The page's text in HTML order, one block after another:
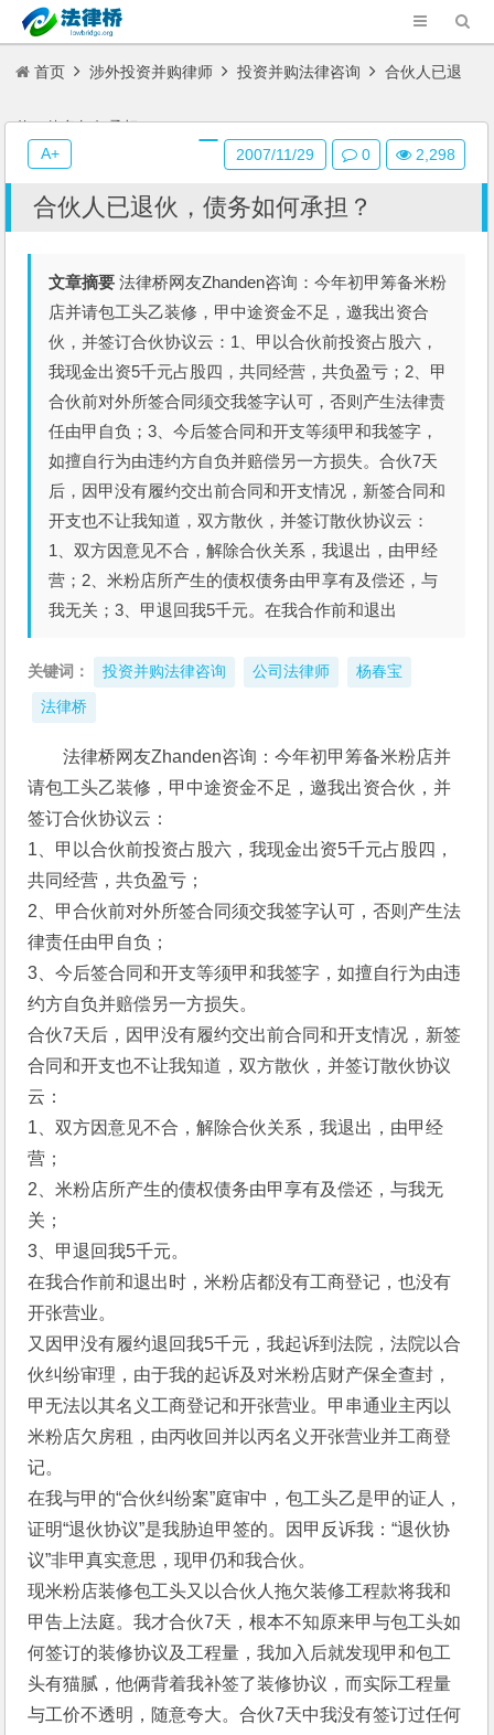
首页 涉外投资并购律师 投资并购法律咨询 合伙人已退
伙，债务如何承担？
合伙人已退伙，债务如何承担？
文章摘要 法律桥网友Zhanden咨询：今年初甲筹备米粉
店并请包工头乙装修，甲中途资金不足，邀我出资合
伙，并签订合伙协议云：1、甲以合伙前投资占股六，
我现金出资5千元占股四，共同经营，共负盈亏；2、甲
合伙前对外所签合同须交我签字认可，否则产生法律责
任由甲自负；3、今后签合同和开支等须甲和我签字，
如擅自行为由违约方自负并赔偿另一方损失。合伙7天
后，因甲没有履约交出前合同和开支情况，新签合同和
开支也不让我知道，双方散伙，并签订散伙协议云：
1、双方因意见不合，解除合伙关系，我退出，由甲经
营；2、米粉店所产生的债权债务由甲享有及偿还，与
我无关；3、甲退回我5千元。在我合作前和退出
关键词： 投资并购法律咨询 公司法律师 杨春宝
法律桥
法律桥网友Zhanden咨询：今年初甲筹备米粉店并
请包工头乙装修，甲中途资金不足，邀我出资合伙，并
签订合伙协议云：
1、甲以合伙前投资占股六，我现金出资5千元占股四，
共同经营，共负盈亏；
2、甲合伙前对外所签合同须交我签字认可，否则产生法
律责任由甲自负；
3、今后签合同和开支等须甲和我签字，如擅自行为由违
约方自负并赔偿另一方损失。
合伙7天后，因甲没有履约交出前合同和开支情况，新签
合同和开支也不让我知道，双方散伙，并签订散伙协议
云：
1、双方因意见不合，解除合伙关系，我退出，由甲经
营；
2、米粉店所产生的债权债务由甲享有及偿还，与我无
关；
3、甲退回我5千元。
在我合作前和退出时，米粉店都没有工商登记，也没有
开张营业。
又因甲没有履约退回我5千元，我起诉到法院，法院以合
伙纠纷审理，由于我的起诉及对米粉店财产保全查封，
甲无法以其名义工商登记和开张营业。甲串通业主丙以
米粉店欠房租，由丙收回并以丙名义开张营业并工商登
记。
在我与甲的“合伙纠纷案”庭审中，包工头乙是甲的证人，
证明“退伙协议”是我胁迫甲签的。因甲反诉我：“退伙协
议”非甲真实意思，现甲仍和我合伙。
现米粉店装修包工头又以合伙人拖欠装修工程款将我和
甲告上法庭。我才合伙7天，根本不知原来甲与包工头如
何签订的装修协议及工程量，我加入后就发现甲和包工
头有猫腻，他俩背着我补签了装修协议，而实际工程量
与工价不透明，随意夸大。合伙7天中我没有签订过任何
2007/11/29 0 2,298
A+